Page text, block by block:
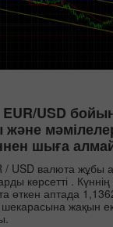
EUR/USD
шыға
/ USD валюта жұбы
көрсетті .
өткен аптада
жақын